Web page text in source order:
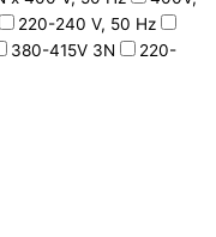
220-240 V, 50 Hz
380-415V 3N
220-